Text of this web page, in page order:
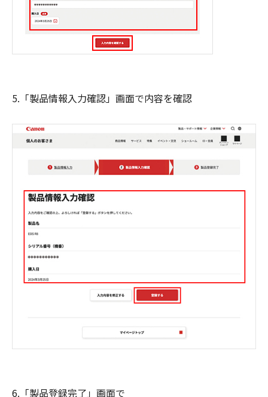
5.「製品情報入力確認」画面で内容を確認
6.「製品登録完了」画面で